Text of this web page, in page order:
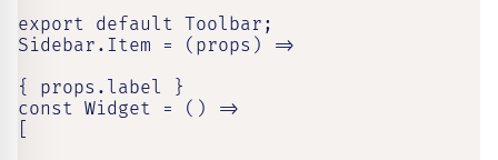
export default Toolbar;
Sidebar.Item = (props) =>
{ props.label }
const Widget = () =>